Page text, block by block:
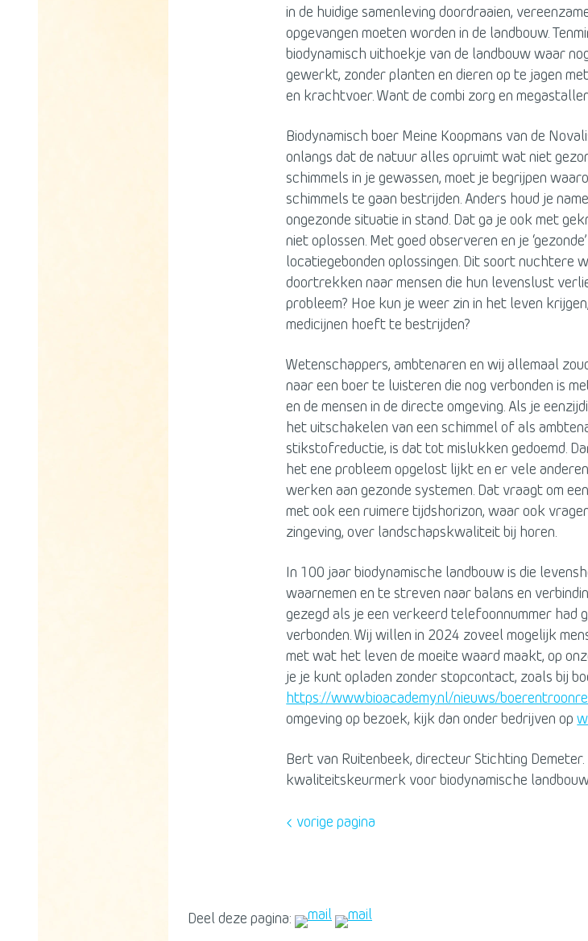
in de huidige samenleving doordraaien,
opgevangen moeten worden in de landbouw.
biodynamisch uithoekje van de landbouw waar
gewerkt, zonder planten en dieren op te jagen
en krachtvoer. Want de combi zorg en
Biodynamisch boer Meine Koopmans van de
onlangs dat de natuur alles opruimt wat niet
schimmels in je gewassen, moet je begrijpen
schimmels te gaan bestrijden. Anders houd je
ongezonde situatie in stand. Dat ga je ook met
niet oplossen. Met goed observeren en je
locatiegebonden oplossingen. Dit soort nuchtere
doortrekken naar mensen die hun levenslust
probleem? Hoe kun je weer zin in het leven
medicijnen hoeft te bestrijden?
Wetenschappers, ambtenaren en wij allemaal
naar een boer te luisteren die nog verbonden is
en de mensen in de directe omgeving. Als je
het uitschakelen van een schimmel of als
stikstofreductie, is dat tot mislukken gedoemd.
het ene probleem opgelost lijkt en er vele
werken aan gezonde systemen. Dat vraagt om
met ook een ruimere tijdshorizon, waar ook
zingeving, over landschapskwaliteit bij horen.
In 100 jaar biodynamische landbouw is die
waarnemen en te streven naar balans en
gezegd als je een verkeerd telefoonnummer had
verbonden. Wij willen in 2024 zoveel mogelijk
met wat het leven de moeite waard maakt, op
je je kunt opladen zonder stopcontact, zoals bij
https://www.bioacademy.nl/nieuws/
omgeving op bezoek, kijk dan onder bedrijven op
Bert van Ruitenbeek, directeur Stichting
kwaliteitskeurmerk voor biodynamische
vorige pagina
Deel deze pagina: